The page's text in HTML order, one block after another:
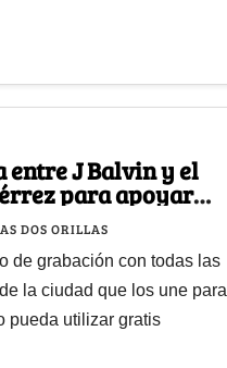
entre J Balvin y el
para apoyar
DOS ORILLAS
de grabación con todas las
la ciudad que los une para
pueda utilizar gratis